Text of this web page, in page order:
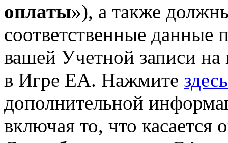
оплаты»), а также
соответственные данные
вашей Учетной записи
в Игре EA. Нажмите здесь
дополнительной
включая то, что